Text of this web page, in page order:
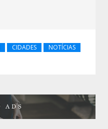
CIDADES
NOTÍCIAS